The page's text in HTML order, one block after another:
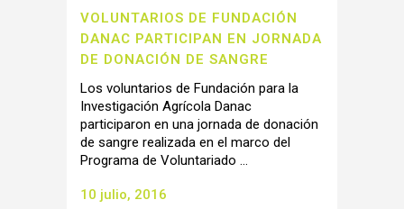
VOLUNTARIOS DE FUNDACIÓN
DANAC PARTICIPAN EN JORNADA
DE DONACIÓN DE SANGRE
Los voluntarios de Fundación para la
Investigación Agrícola Danac
participaron en una jornada de donación
de sangre realizada en el marco del
Programa de Voluntariado ...
10 julio, 2016